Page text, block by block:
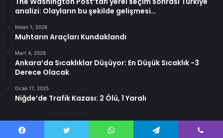
analizi: Olayların bu şekilde gelişmesi…
Nisan 1, 2026
Muhtarın Araçları Kundaklandı
Mart 4, 2026
Ankara’da Sıcaklıklar Düşüyor: En Düşük Sıcaklık -3
Derece Olacak
Ocak 17, 2025
Niğde’de Trafik Kazası: 2 Ölü, 1 Yaralı